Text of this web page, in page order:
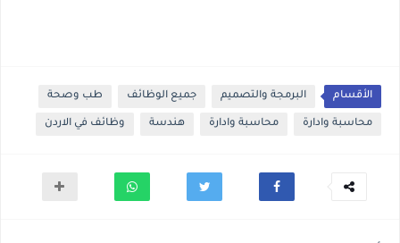
الأقسام البرمجة والتصميم جميع الوظائف طب وصحة
محاسبة وادارة محاسبة وادارة هندسة وظائف في الاردن